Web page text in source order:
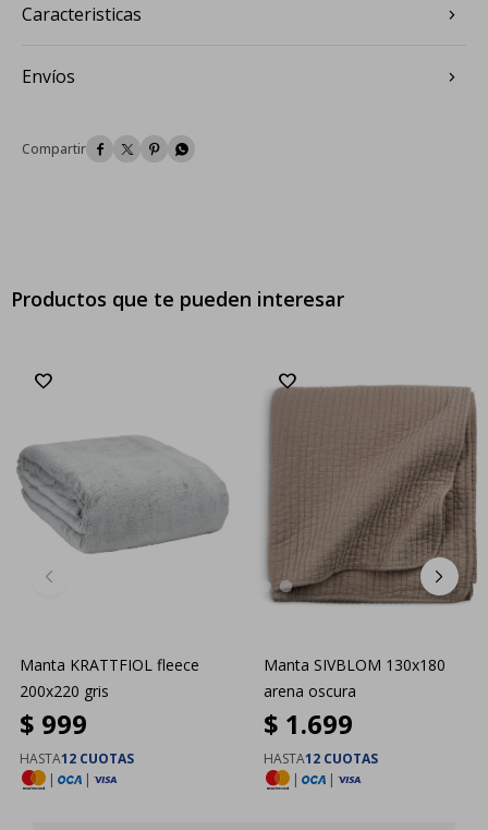
Caracteristicas
Envíos
   
Productos que te pueden interesar
Manta KRATTFIOL fleece
200x220 gris
$ 999
HASTA12 CUOTAS
|
|
Manta SIVBLOM 130x180
arena oscura
$ 1.699
HASTA12 CUOTAS
|
|